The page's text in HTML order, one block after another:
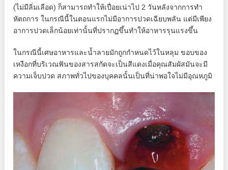
(ไม่มีลิ่มเลือด) ก็สามารถทำให้เปื่อยเน่าไป 2 วันหลังจากการทำ
หัตถการ ในกรณีนี้ในตอนแรกไม่มีอาการปวดเฉียบพลัน แต่มีเพียง
อาการปวดเล็กน้อยเท่านั้นที่ปรากฏขึ้นทำให้อาหารรุนแรงขึ้น
ในกรณีนี้เศษอาหารและน้ำลายมักถูกกำหนดไว้ในหลุม ขอบของ
เหงือกที่บริเวณฟันของสารสกัดจะเป็นสีแดงเมื่อคุณสัมผัสมันจะมี
ความเจ็บปวด สภาพทั่วไปของบุคคลนั้นเป็นที่น่าพอใจไม่มีอุณหภูมิ